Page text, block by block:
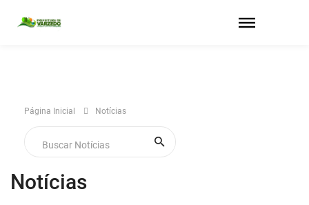
Página Inicial Notícias
Notícias